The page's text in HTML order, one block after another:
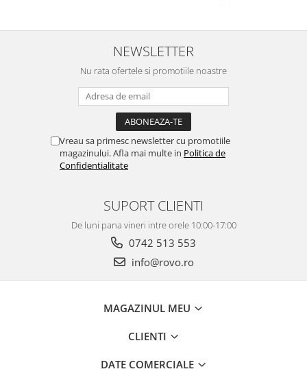
NEWSLETTER
Nu rata ofertele si promotiile noastre
Vreau sa primesc newsletter cu promotiile
magazinului. Afla mai multe in Politica de
Confidentialitate
SUPORT CLIENTI
De luni pana vineri intre orele 10:00-17:00
0742 513 553
info@rovo.ro
MAGAZINUL MEU
CLIENTI
DATE COMERCIALE